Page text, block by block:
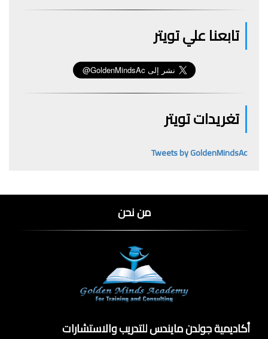
تابعنا علي تويتر
تغريدات تويتر
Tweets by GoldenMindsAc
من نحن
أكاديمية جولدن مايندس للتدريب والاستشارات